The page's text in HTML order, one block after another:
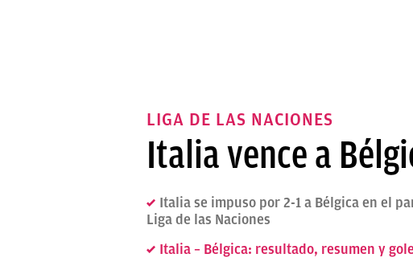
LIGA DE LAS NACIONES
Italia vence a
Italia se impuso por 2-1 a Bélgica en el
Liga de las Naciones
Italia – Bélgica: resultado, resumen y